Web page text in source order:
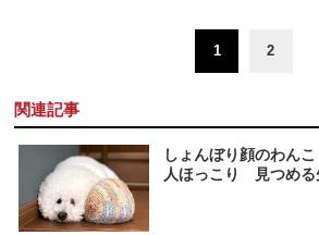
1 2
関連記事
しょんぼり顔のわん
人ほっこり 見つめ